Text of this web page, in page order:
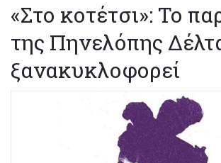
«Στο κοτέτσι»: Το
της Πηνελόπης
ξανακυκλοφορεί